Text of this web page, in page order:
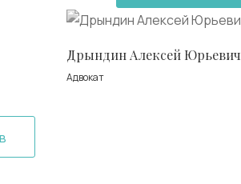
Дрындин Алексей Юрьевич
Адвокат